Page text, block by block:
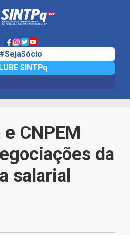
#SejaSócio
SINTPq
CNPEM
da
salarial